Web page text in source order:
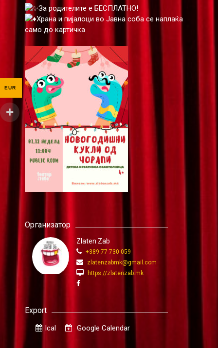
За родителите е БЕСПЛАТНО!
Храна и пијалоци во Јавна соба се наплаќа
само до картичка
Организатор
Zlaten Zab
+389 77 730 059
zlatenzabmk@gmail.com
https://zlatenzab.mk
Export
Ical Google Calendar
EUR